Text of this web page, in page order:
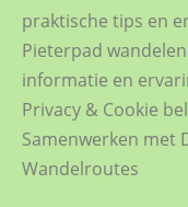
praktische tips en
Pieterpad
informatie en
Privacy & Cookie
Samenwerken met
Wandelroutes